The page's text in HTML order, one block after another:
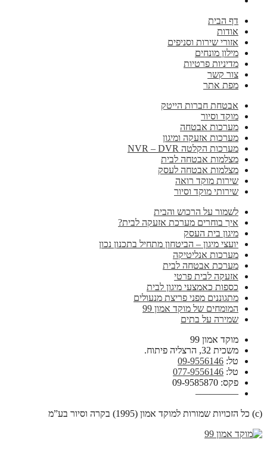
דף הבית
אודות
אזורי שירות וסניפים
מילון מונחים
מדיניות פרטיות
צור קשר
מפת אתר
אבטחת חברות הייטק
מוקד וסיור
מערכות אבטחה
מערכות אזעקה ומיגון
מערכות הקלטה NVR – DVR
מצלמות אבטחה לבית
מצלמות אבטחה לעסק
שירות מוקד רואה
שירותי מוקד וסיור
לשמור על הרכוש והבית
איך בוחרים מערכת אזעקה לבית?
מיגון בית העסק
יועצי מיגון – הביטחון מתחיל בתכנון נכון
מערכות אנליטיקה
מערכת אבטחה לבית
אזעקה לבית פרטי
כספות כאמצעי מיגון לבית
מתגוננים מפני פריצת מנעולים
המומחים של מוקד אמון 99
שמירה על בתים
מוקד אמון 99
משכית 32, הרצליה פיתוח.
טל: 09-9556146
טל: 077-9556146
פקס: 09-9585870
————–
(c) כל הזכויות שמורות למוקד אמון (1995) בקרה וסיור בע”מ